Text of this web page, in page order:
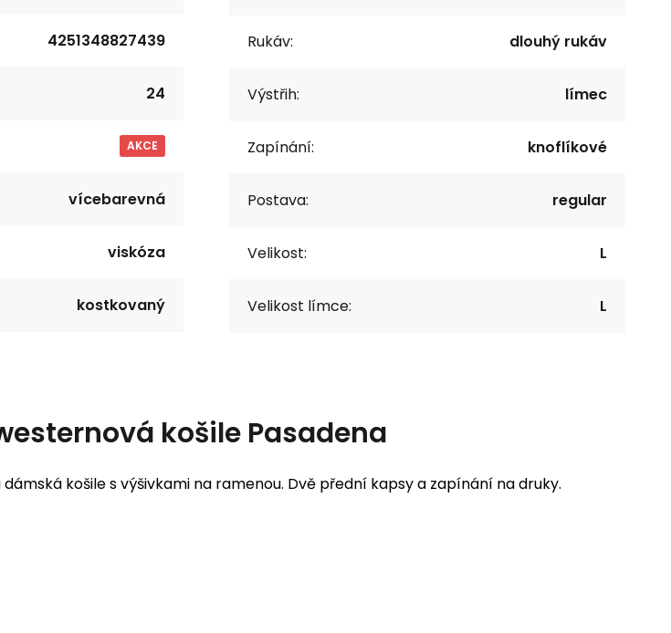
4251348827439
24
AKCE
vícebarevná
viskóza
kostkovaný
Rukáv: dlouhý rukáv
Výstřih: límec
Zapínání: knoflíkové
Postava: regular
Velikost: L
Velikost límce: L
košile Pasadena
košile s výšivkami na ramenou. Dvě přední kapsy a zapínání na druky.